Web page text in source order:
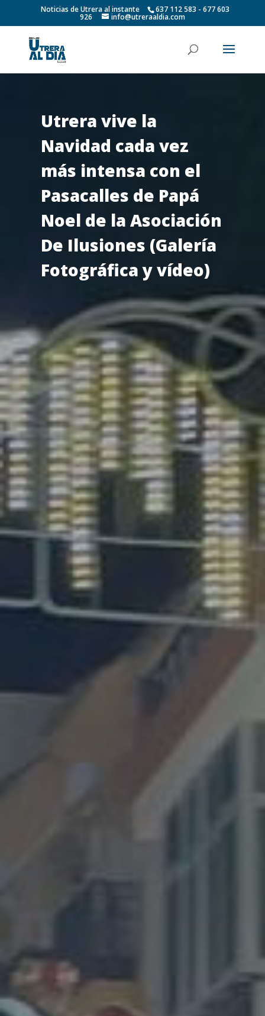
Noticias de Utrera al instante 637 112 583 - 677 603
926 info@utreraaldia.com
Utrera vive la
Navidad cada vez
más intensa con el
Pasacalles de Papá
Noel de la Asociación
De Ilusiones (Galería
Fotográfica y vídeo)